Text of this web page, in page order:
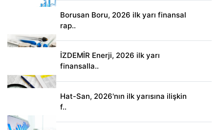
Borusan Boru, 2026 ilk yarı finansal
rap..
İZDEMİR Enerji, 2026 ilk yarı
finansalla..
Hat-San, 2026'nın ilk yarısına ilişkin
f..